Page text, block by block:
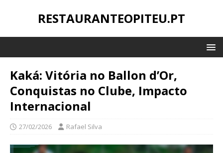
RESTAURANTEOPITEU.PT
Kaká: Vitória no Ballon d’Or,
Conquistas no Clube, Impacto
Internacional
27/02/2026 Rafael Silva